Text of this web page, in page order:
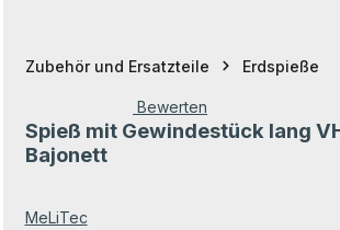
Zubehör und Ersatzteile Erdspieße
Durchschnittliche Bewertung von 0 von 5
Bewerten
Spieß mit Gewindestück lang
Bajonett
MeLiTec